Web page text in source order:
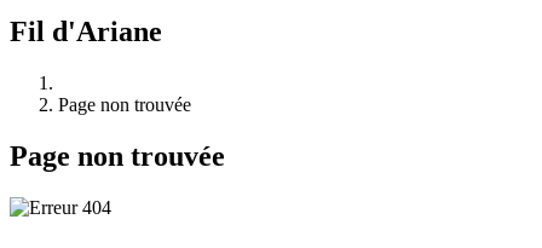
Fil d'Ariane
Page non trouvée
Page non trouvée